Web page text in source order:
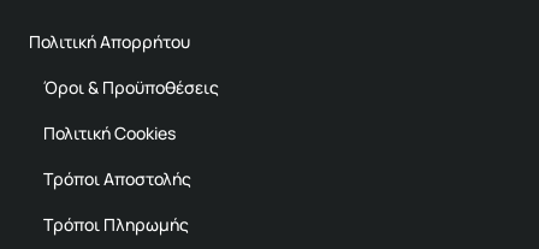
Πολιτική Απορρήτου
Όροι & Προϋποθέσεις
Πολιτική Cookies
Τρόποι Αποστολής
Τρόποι Πληρωμής